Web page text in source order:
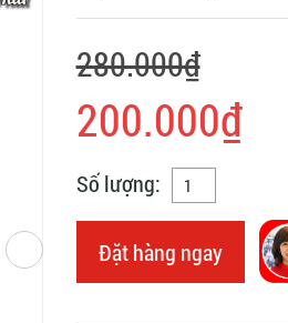
280.000₫
200.000₫
Số lượng:
Đặt hàng ngay